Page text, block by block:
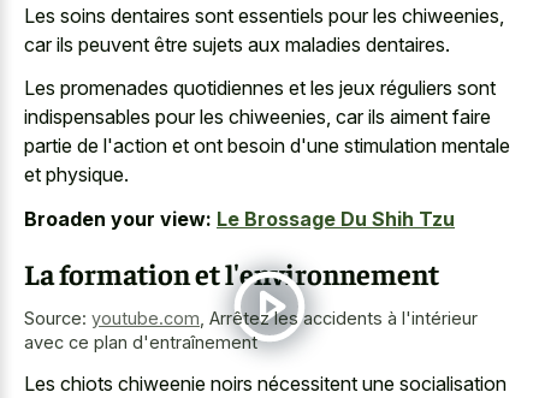
Les soins dentaires sont essentiels pour les chiweenies,
car ils peuvent être sujets aux maladies dentaires.
Les promenades quotidiennes et les jeux réguliers sont
indispensables pour les chiweenies, car ils aiment faire
partie de l'action et ont besoin d'une stimulation mentale
et physique.
Broaden your view: Le Brossage Du Shih Tzu
La formation et l'environnement
Source: youtube.com Arrêtez les accidents à l'intérieur
avec ce plan d'entraînement
Les chiots chiweenie noirs nécessitent une socialisation